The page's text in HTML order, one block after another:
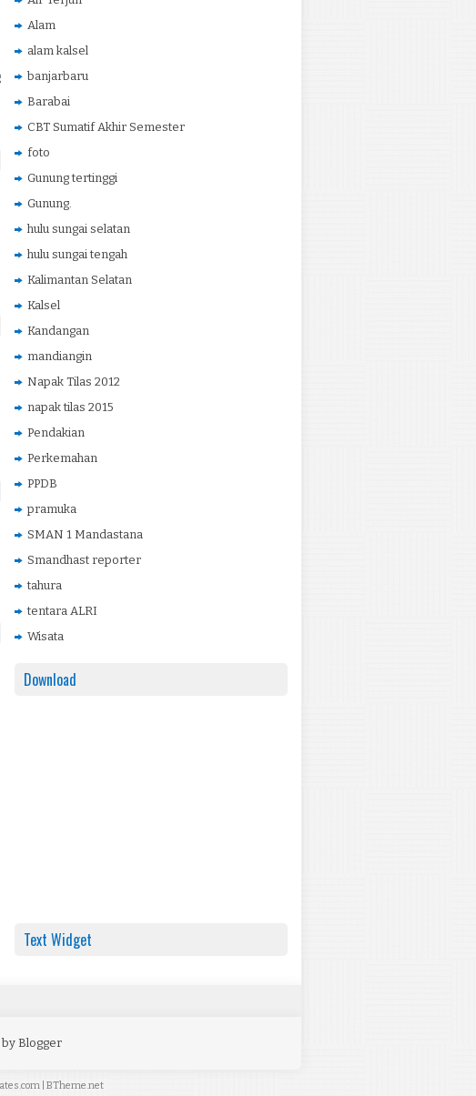
Alam
alam kalsel
banjarbaru
Barabai
CBT Sumatif Akhir Semester
foto
Gunung tertinggi
Gunung.
hulu sungai selatan
hulu sungai tengah
Kalimantan Selatan
Kalsel
Kandangan
mandiangin
Napak Tilas 2012
napak tilas 2015
Pendakian
Perkemahan
PPDB
pramuka
SMAN 1 Mandastana
Smandhast reporter
tahura
tentara ALRI
Wisata
Download
Text Widget
by Blogger
BTheme.net